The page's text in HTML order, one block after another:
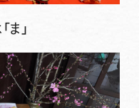
「ま」